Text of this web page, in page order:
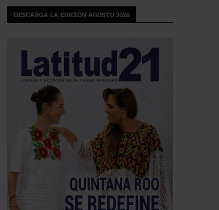
DESCARGA LA EDICIÓN AGOSTO 2026